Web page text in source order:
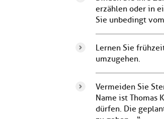
erzählen oder in
Sie unbedingt
Lernen Sie
umzugehen.
Vermeiden Sie
Name ist Thomas
dürfen. Die